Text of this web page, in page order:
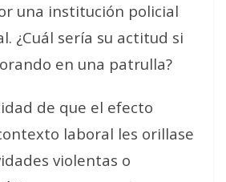
una institución policial
¿Cuál sería su actitud si
en una patrulla?
de que el efecto
laboral les orillase
violentas o